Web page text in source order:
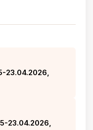
23.04.2026,
23.04.2026,